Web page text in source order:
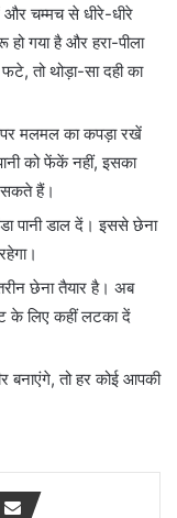
और चम्मच से धीरे-धीरे
गया है और हरा-पीला
तो थोड़ा-सा दही का
मलमल का कपड़ा रखें
को फेंकें नहीं, इसका
हैं।
पानी डाल दें। इससे छेना
छेना तैयार है। अब
के लिए कहीं लटका दें
बनाएंगे, तो हर कोई आपकी